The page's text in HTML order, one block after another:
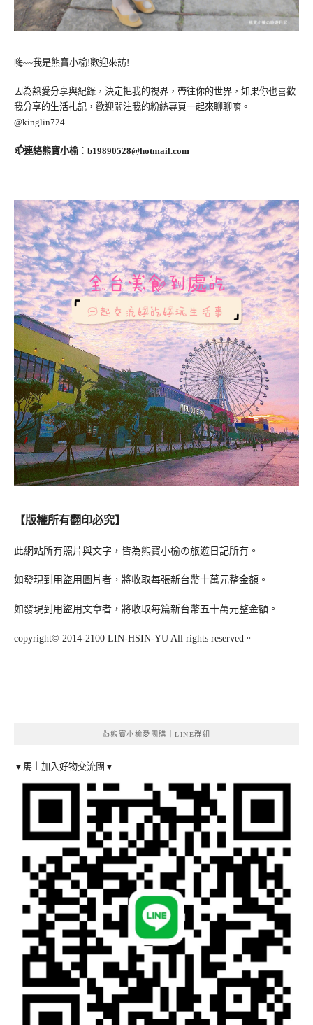
嗨~~我是熊寶小榆!歡迎來訪!
因為熱愛分享與紀錄，決定把我的視界，帶往你的世界，如果你也喜歡
我分享的生活扎記，歡迎關注我的粉絲專頁一起來聊聊唷。
@kinglin724
📫連絡熊寶小榆： b19890528@hotmail.com
【版權所有翻印必究】
此網站所有照片與文字，皆為熊寶小榆の旅遊日記所有。
如發現到用盜用圖片者，將收取每張新台幣十萬元整金額。
如發現到用盜用文章者，將收取每篇新台幣五十萬元整金額。
copyright© 2014-2100 LIN-HSIN-YU All rights reserved。
👍熊寶小榆愛團購｜LINE群組
▼馬上加入好物交流團▼